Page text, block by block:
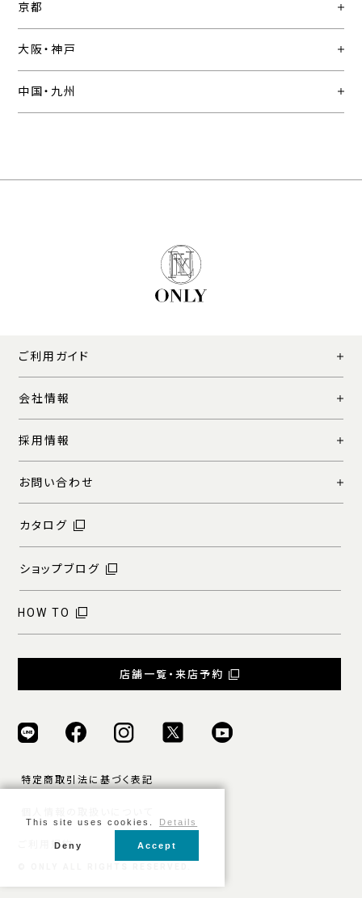
京都
大阪・神戸
中国・九州
ご利用ガイド
会社情報
採用情報
お問い合わせ
カタログ
ショップブログ
HOW TO
店舗一覧・来店予約
特定商取引法に基づく表記
ご利用規約
This site uses cookies. Details
Deny Accept